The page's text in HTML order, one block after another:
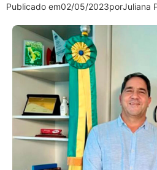
Publicado em02/05/2023porJuliana